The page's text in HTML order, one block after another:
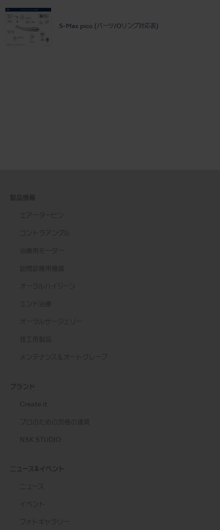
S-Max pico (パーツ/Oリング対応表)
製品情報
エアータービン
コントラアングル
治療用モーター
訪問診療用機器
オーラルハイジーン
エンド治療
オーラルサージェリー
技工用製品
メンテナンス＆オートクレーブ
ブランド
Create it
プロのための究極の道具
NSK STUDIO
ニュース&イベント
ニュース
イベント
フォトギャラリー